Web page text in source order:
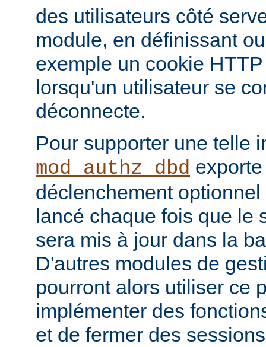
des utilisateurs côté
module, en définissant
exemple un cookie
lorsqu'un utilisateur se
déconnecte.
Pour supporter une telle
mod_authz_dbd
déclenchement
lancé chaque fois que le
sera mis à jour dans la
D'autres modules de
pourront alors utiliser ce
implémenter des
et de fermer des